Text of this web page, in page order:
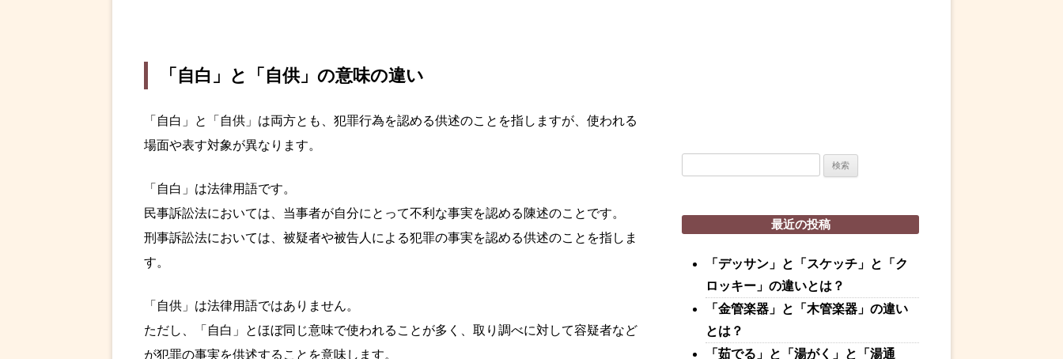
「自白」と「自供」の意味の違い
「自白」と「自供」は両方とも、犯罪行為を認める供述のことを指しますが、使われる
場面や表す対象が異なります。
「自白」は法律用語です。
民事訴訟法においては、当事者が自分にとって不利な事実を認める陳述のことです。
刑事訴訟法においては、被疑者や被告人による犯罪の事実を認める供述のことを指しま
す。
「自供」は法律用語ではありません。
ただし、「自白」とほぼ同じ意味で使われることが多く、取り調べに対して容疑者など
が犯罪の事実を供述することを意味します。
最近の投稿
「デッサン」と「スケッチ」と「ク
ロッキー」の違いとは？
「金管楽器」と「木管楽器」の違い
とは？
「茹でる」と「湯がく」と「湯通